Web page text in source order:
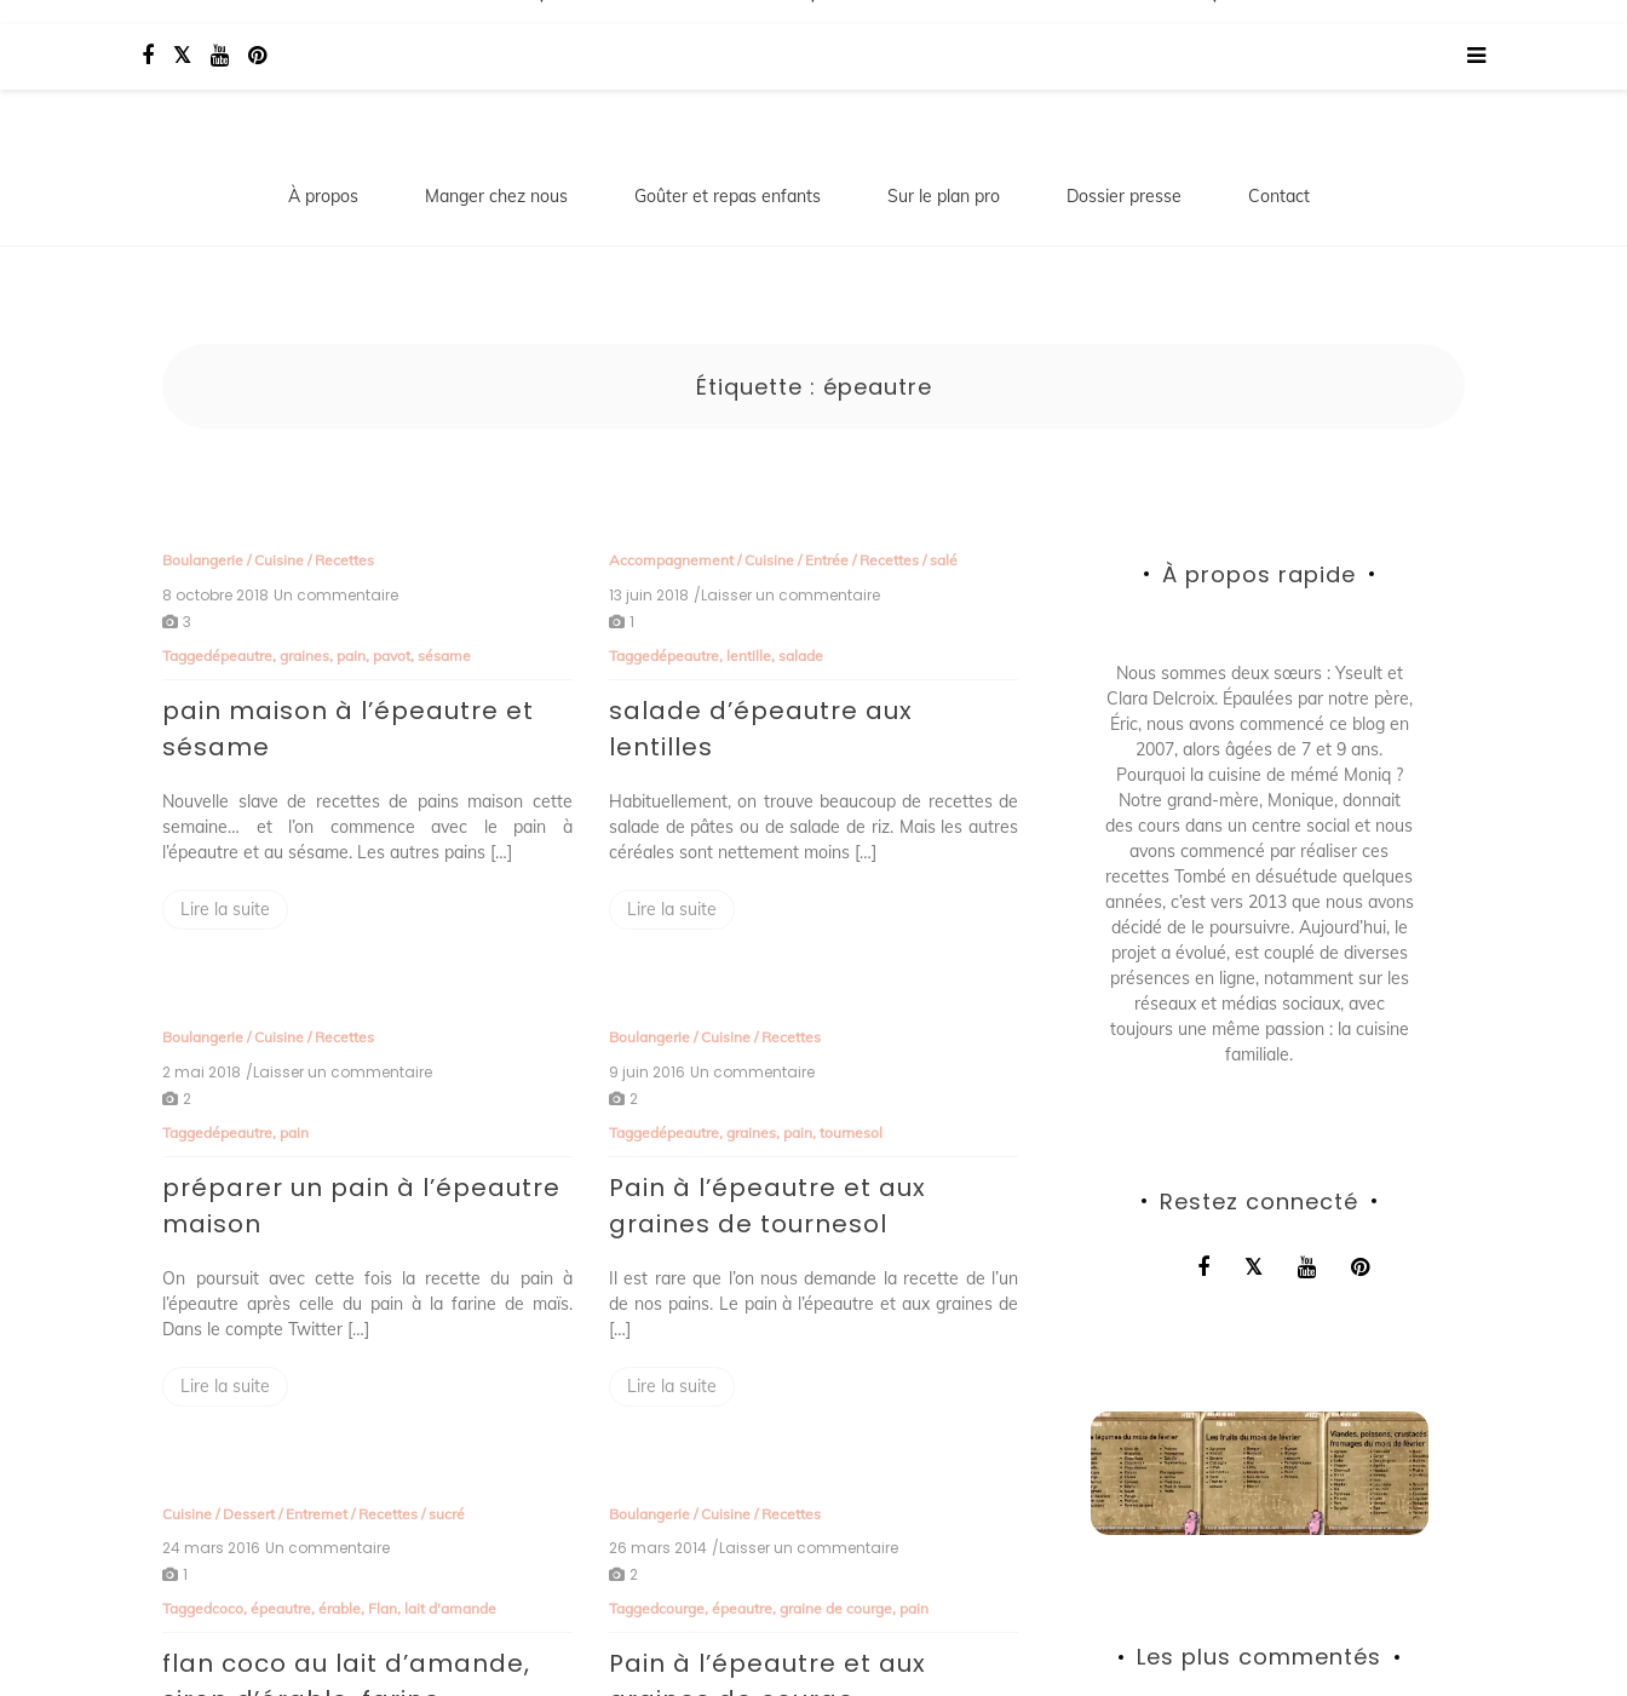
À propos Manger chez nous Goûter et repas enfants Sur le plan pro Dossier presse Contact
Étiquette : épeautre
Boulangerie / Cuisine / Recettes
8 octobre 2018 Un commentaire
à
et
sésame
3
Taggedépeautre,graines, pain, pavot, sésame
pain maison à l’épeautre et
sésame
Nouvelle slave de recettes de pains maison cette
semaine… et l’on commence avec le pain à
l’épeautre et au sésame. Les autres pains […]
Lire la suite
Accompagnement/ Cuisine/ Entrée/ Recettes/ salé
13 juin 2018 /Laisser un commentaireon
1
Taggedépeautre, lentille, salade
salade d’épeautre aux
lentilles
Habituellement, on trouve beaucoup de recettes de
salade de pâtes ou de salade de riz. Mais les autres
céréales sont nettement moins […]
Lire la suite
Boulangerie / Cuisine / Recettes
2 mai 2018 /Laisser un commentaire
l’épeautre
maison
2
Taggedépeautre, pain
préparer un pain à l’épeautre
maison
On poursuit avec cette fois la recette du pain à
l’épeautre après celle du pain à la farine de maïs.
Dans le compte Twitter […]
Lire la suite
Boulangerie/ Cuisine/ Recettes
9 juin 2016 Un commentairesur
l’épeautre
aux
graines
de
2
Taggedépeautre, graines, pain, tournesol
Pain à l’épeautre et aux
graines de tournesol
Il est rare que l’on nous demande la recette de l’un
de nos pains. Le pain à l’épeautre et aux graines de
[…]
Lire la suite
Cuisine / Dessert/ Entremet/ Recettes / sucré
24 mars 2016 Un commentaire
au
d’amande,
1
Taggedcoco,épeautre,érable, Flan, lait d'amande
flan coco au lait d’amande,
Boulangerie/ Cuisine/ Recettes
26 mars 2014 /Laisser un commentaireon
l’épeautre
aux
2
Taggedcourge, épeautre, graine de courge, pain
Pain à l’épeautre et aux
À propos rapide
Nous sommes deux sœurs : Yseult et
Clara Delcroix. Épaulées par notre père,
Éric, nous avons commencé ce blog en
2007, alors âgées de 7 et 9 ans.
Pourquoi la cuisine de mémé Moniq ?
Notre grand-mère, Monique, donnait
des cours dans un centre social et nous
avons commencé par réaliser ces
recettes Tombé en désuétude quelques
années, c’est vers 2013 que nous avons
décidé de le poursuivre. Aujourd’hui, le
projet a évolué, est couplé de diverses
présences en ligne, notamment sur les
réseaux et médias sociaux, avec
toujours une même passion : la cuisine
familiale.
Restez connecté
Les plus commentés